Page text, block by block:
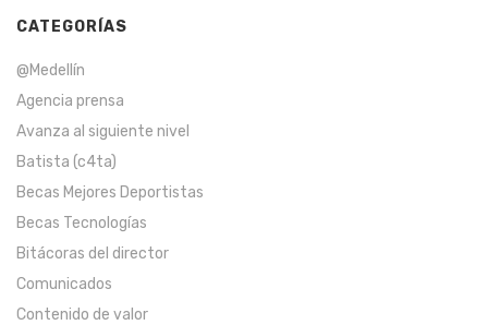
CATEGORÍAS
@Medellín
Agencia prensa
Avanza al siguiente nivel
Batista (c4ta)
Becas Mejores Deportistas
Becas Tecnologías
Bitácoras del director
Comunicados
Contenido de valor